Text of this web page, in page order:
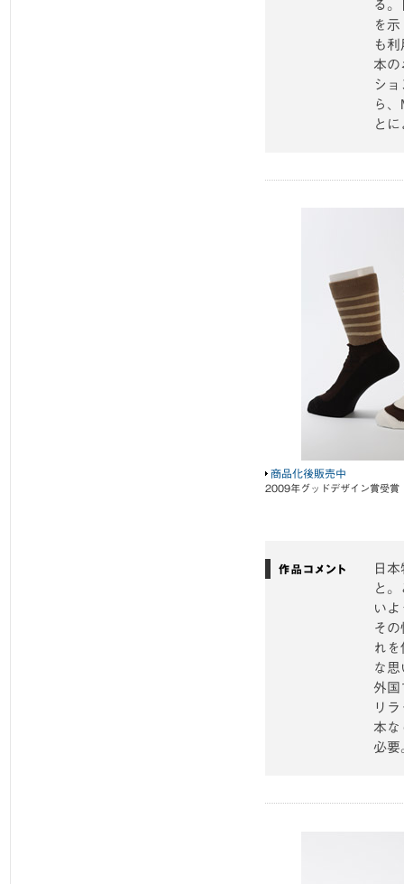
る
を
も
本の
シ
ら
と
商品化後販売中
2009年グッドデザイン賞受賞
日
と
い
そ
れ
な
外国
リ
本な
必要